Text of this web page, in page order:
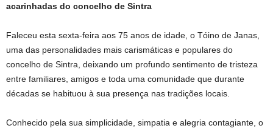
acarinhadas do concelho de Sintra
Faleceu esta sexta-feira aos 75 anos de idade, o Tóino de Janas,
uma das personalidades mais carismáticas e populares do
concelho de Sintra, deixando um profundo sentimento de tristeza
entre familiares, amigos e toda uma comunidade que durante
décadas se habituou à sua presença nas tradições locais.
Conhecido pela sua simplicidade, simpatia e alegria contagiante, o